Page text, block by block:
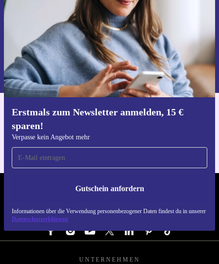
Erstmals zum Newsletter anmelden, 15 €
sparen!
Verpasse kein Angebot mehr
Gutschein anfordern
Informationen über die Verwendung personenbezogener Daten findest du in unserer
Datenschutzerklärung
Gutschein anfordern
Informationen über die Verwendung personenbezogener Daten findest
du in unserer
Datenschutzerklärung.
Hol dir die refurbed-App
REFURBED ÖSTERREICH - RETHINK NEW.
FOLGE UNS
UNTERNEHMEN